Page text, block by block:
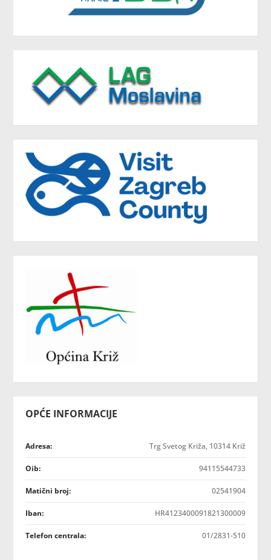
OPĆE INFORMACIJE
Adresa: Trg Svetog Križa, 10314 Križ
Oib: 94115544733
Matični broj: 02541904
Iban: HR4123400091821300009
Telefon centrala: 01/2831-510